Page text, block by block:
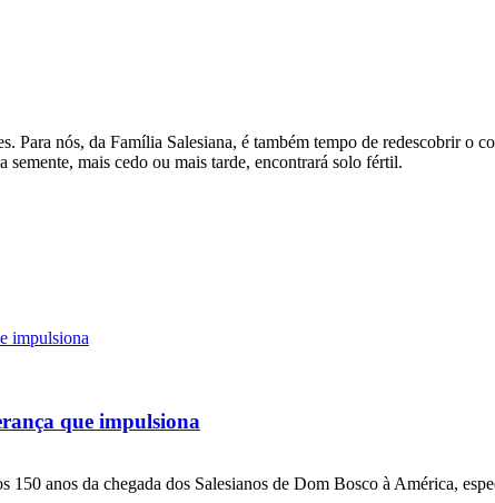
Para nós, da Família Salesiana, é também tempo de redescobrir o
semente, mais cedo ou mais tarde, encontrará solo fértil.
que impulsiona
150 anos da chegada dos Salesianos de Dom Bosco à América,